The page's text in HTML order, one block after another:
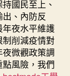
國民至上、
、內防反
夜水平維護
削減疫情對
微觀政策調
風險，我們